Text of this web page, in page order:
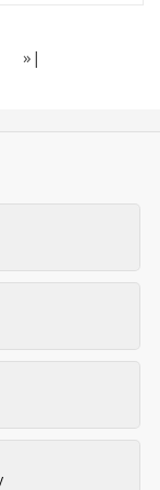
»|